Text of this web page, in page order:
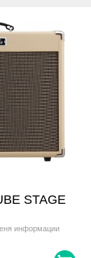
STAGE
информации